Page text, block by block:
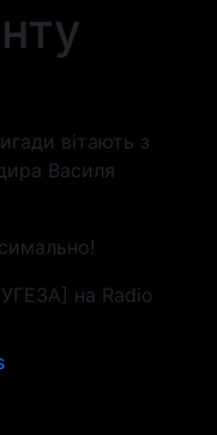
вітають з
Василя
на Radio